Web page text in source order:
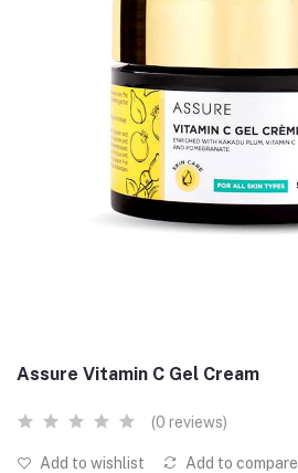
Assure Vitamin C Gel Cream
(0 reviews)
Add to wishlist Add to compare